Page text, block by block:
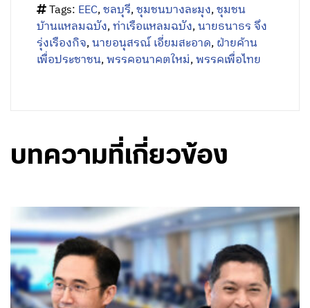
Tags: EEC,ชลบุรี,ชุมชนบางละมุง,ชุมชน
บ้านแหลมฉบัง,ท่าเรือแหลมฉบัง,นายธนาธร จึง
รุ่งเรืองกิจ,นายอนุสรณ์ เอี่ยมสะอาด,ฝ่ายค้าน
เพื่อประชาชน,พรรคอนาคตใหม่,พรรคเพื่อไทย
บทความที่เกี่ยวข้อง